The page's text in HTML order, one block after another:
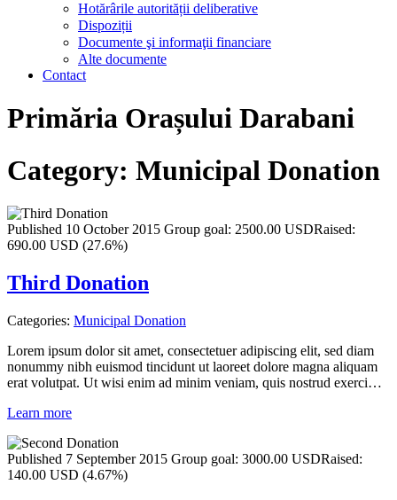
Hotărârile autorității deliberative
Dispoziții
Documente şi informaţii financiare
Alte documente
Contact
Primăria Orașului Darabani
Category: Municipal Donation
Published 10 October 2015 Group goal: 2500.00 USDRaised:
690.00 USD (27.6%)
Third Donation
Categories: Municipal Donation
Lorem ipsum dolor sit amet, consectetuer adipiscing elit, sed diam
nonummy nibh euismod tincidunt ut laoreet dolore magna aliquam
erat volutpat. Ut wisi enim ad minim veniam, quis nostrud exerci…
Learn more
Published 7 September 2015 Group goal: 3000.00 USDRaised:
140.00 USD (4.67%)